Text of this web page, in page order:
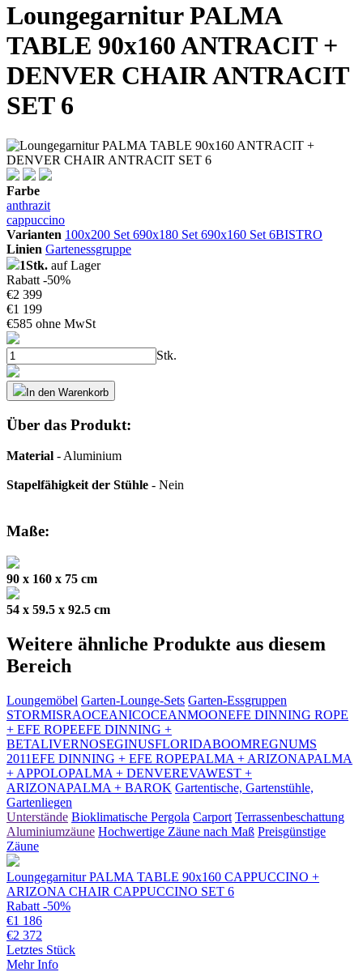
Loungegarnitur PALMA
TABLE 90x160 ANTRACIT +
DENVER CHAIR ANTRACIT
SET 6
Farbe
anthrazit
cappuccino
Varianten 100x200 Set 690x180 Set 690x160 Set 6BISTRO
Linien Gartenessgruppe
1Stk. auf Lager
Rabatt -50%
€2 399
€1 199
€585 ohne MwSt
Stk.
In den Warenkorb
Über das Produkt:
Material - Aluminium
Stapelfähigkeit der Stühle - Nein
Maße:
90 x 160 x 75 cm
54 x 59.5 x 92.5 cm
Weitere ähnliche Produkte aus diesem
Bereich
Loungemöbel Garten-Lounge-Sets Garten-Essgruppen
STORMISRAOCEANICOCEANMOONEFE DINNING ROPE
+ EFE ROPEEFE DINNING +
BETALIVERNOSEGINUSFLORIDABOOMREGNUMS
2011EFE DINNING + EFE ROPEPALMA + ARIZONAPALMA
+ APPOLOPALMA + DENVEREVAWEST +
ARIZONAPALMA + BAROK Gartentische, Gartenstühle,
Gartenliegen
Unterstände Bioklimatische Pergola Carport Terrassenbeschattung
Aluminiumzäune Hochwertige Zäune nach Maß Preisgünstige
Zäune
Loungegarnitur PALMA TABLE 90x160 CAPPUCCINO +
ARIZONA CHAIR CAPPUCCINO SET 6
Rabatt -50%
€1 186
€2 372
Letztes Stück
Mehr Info